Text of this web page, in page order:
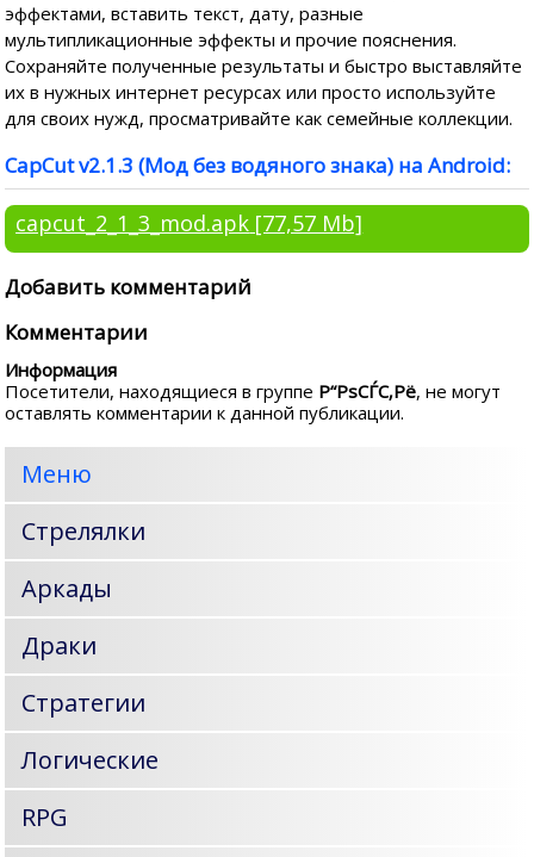
эффектами, вставить текст, дату, разные
мультипликационные эффекты и прочие пояснения.
Сохраняйте полученные результаты и быстро выставляйте
их в нужных интернет ресурсах или просто используйте
для своих нужд, просматривайте как семейные коллекции.
CapCut v2.1.3 (Мод без водяного знака) на Android:
capcut_2_1_3_mod.apk [77,57 Mb]
Добавить комментарий
Комментарии
Информация
Посетители, находящиеся в группе Р“РѕСЃС‚Рё, не могут
оставлять комментарии к данной публикации.
Меню
Стрелялки
Аркады
Драки
Стратегии
Логические
RPG